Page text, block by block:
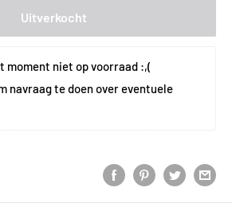
Uitverkocht
moment niet op voorraad :,(
navraag te doen over eventuele